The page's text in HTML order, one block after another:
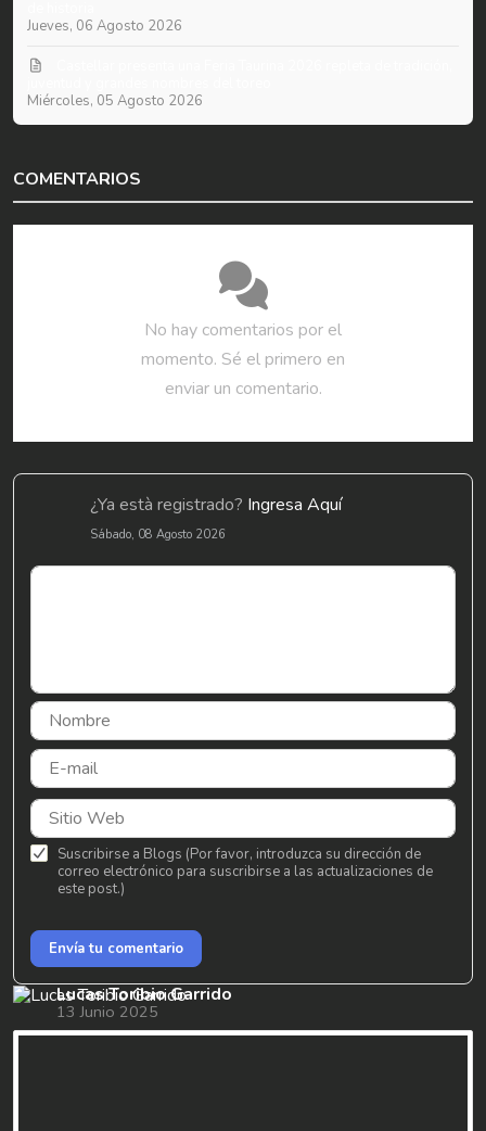
Jueves, 06 Agosto 2026
Miércoles, 05 Agosto 2026
COMENTARIOS
No hay comentarios por el
momento. Sé el primero en
enviar un comentario.
¿Ya està registrado? Ingresa Aquí
Sábado, 08 Agosto 2026
Suscribirse a Blogs (Por favor, introduzca su dirección de
correo electrónico para suscribirse a las actualizaciones de
este post.)
Envía tu comentario
Lucas Toribio Garrido
13 Junio 2025